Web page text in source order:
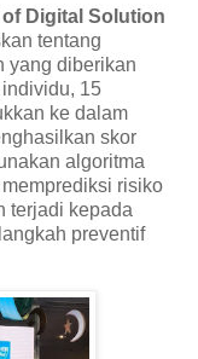
Digital Solution
tentang
yang diberikan
15
ke dalam
skor
algoritma
risiko
terjadi kepada
preventif